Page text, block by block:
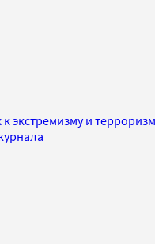
экстремизму и